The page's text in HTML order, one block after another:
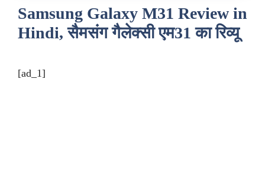
Samsung Galaxy M31 Review in
Hindi, सैमसंग गैलेक्सी एम31 का रिव्यू
[ad_1]